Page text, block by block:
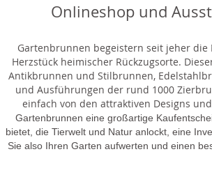
Onlineshop und
Gartenbrunnen begeistern seit jeher
Herzstück heimischer Rückzugsorte.
Antikbrunnen und Stilbrunnen,
und Ausführungen der rund 1000
einfach von den attraktiven Designs
Gartenbrunnen eine großartige
bietet, die Tierwelt und Natur anlockt, eine
Sie also Ihren Garten aufwerten und einen